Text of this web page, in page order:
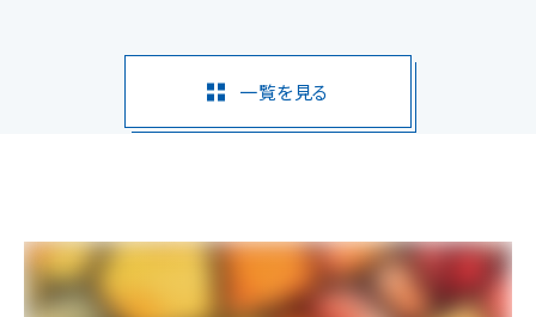
一覧を見る